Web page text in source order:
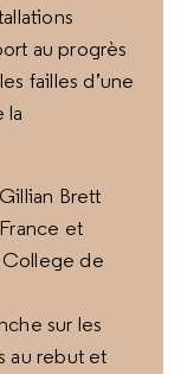
au progrès
failles d’une
la
Brett
et
College de
sur les
au rebut et